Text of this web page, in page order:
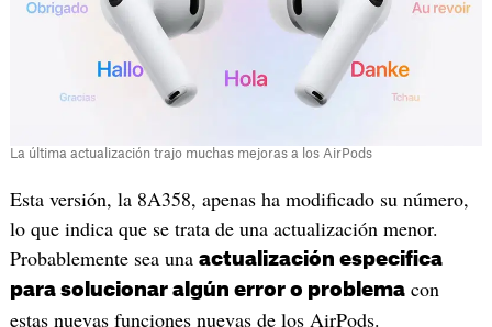
La última actualización trajo muchas mejoras a los AirPods
Esta versión, la 8A358, apenas ha modificado su número,
lo que indica que se trata de una actualización menor.
Probablemente sea una actualización especifica
para solucionar algún error o problemacon
estas nuevas funciones nuevas de los AirPods.